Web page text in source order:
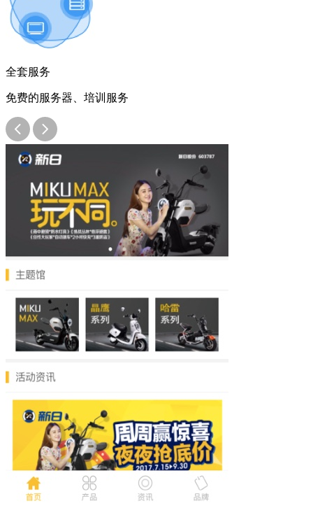
全套服务
免费的服务器、培训服务